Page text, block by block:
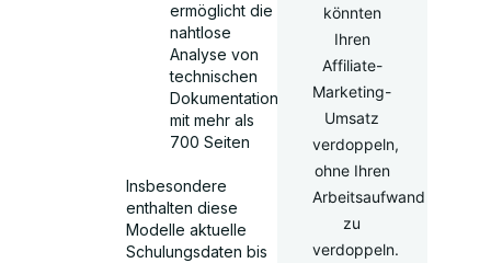
ermöglicht die
nahtlose
Analyse von
technischen
Dokumentationen
mit mehr als
700 Seiten
Insbesondere
enthalten diese
Modelle aktuelle
Schulungsdaten bis
könnten
Ihren
Affiliate-
Marketing-
Umsatz
verdoppeln,
ohne Ihren
Arbeitsaufwand
zu
verdoppeln.